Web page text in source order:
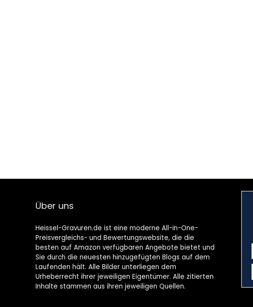
Über uns
Heissel-Gravuren.de ist eine moderne All-in-One-
Preisvergleichs- und Bewertungswebsite, die die
besten auf Amazon verfügbaren Angebote bietet und
Sie durch die neuesten hinzugefügten Blogs auf dem
Laufenden hält. Alle Bilder unterliegen dem
Urheberrecht ihrer jeweiligen Eigentümer. Alle zitierten
Inhalte stammen aus ihren jeweiligen Quellen.